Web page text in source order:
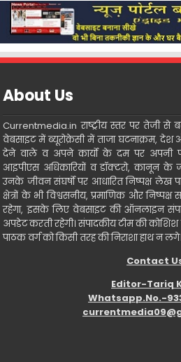
About Us
Currentmedia.in राष्ट्रीय स्तर पर तेजी से
वेबसाइट में ब्यूरोक्रेसी में ताजा घटनाक्रम,
देने वाले व अपने कार्यो के दम पर अपनी
आइपीएस अधिकारियों व डॉक्टरो, कानून के
उनके जीवन संघर्षो पर आधारित निष्पक्ष
क्षेत्रों के भी विश्वसनीय, प्रमाणिक और
रहेगा, इसके लिए वेबसाइट की ऑनलाइन
अपडेट करती रहेगी। संपादकीय टीम की
पाठक वर्ग को किसी तरह की निराशा हाथ न
Contact
Editor-Tariq
Whatsapp.No.-